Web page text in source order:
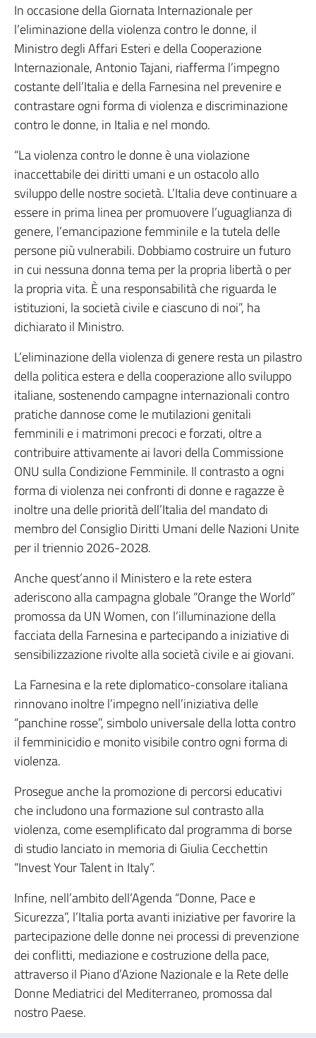
In occasione della Giornata Internazionale per
l’eliminazione della violenza contro le donne, il
Ministro degli Affari Esteri e della Cooperazione
Internazionale, Antonio Tajani, riafferma l’impegno
costante dell’Italia e della Farnesina nel prevenire e
contrastare ogni forma di violenza e discriminazione
contro le donne, in Italia e nel mondo.
“La violenza contro le donne è una violazione
inaccettabile dei diritti umani e un ostacolo allo
sviluppo delle nostre società. L’Italia deve continuare a
essere in prima linea per promuovere l’uguaglianza di
genere, l’emancipazione femminile e la tutela delle
persone più vulnerabili. Dobbiamo costruire un futuro
in cui nessuna donna tema per la propria libertà o per
la propria vita. È una responsabilità che riguarda le
istituzioni, la società civile e ciascuno di noi”, ha
dichiarato il Ministro.
L’eliminazione della violenza di genere resta un pilastro
della politica estera e della cooperazione allo sviluppo
italiane, sostenendo campagne internazionali contro
pratiche dannose come le mutilazioni genitali
femminili e i matrimoni precoci e forzati, oltre a
contribuire attivamente ai lavori della Commissione
ONU sulla Condizione Femminile. Il contrasto a ogni
forma di violenza nei confronti di donne e ragazze è
inoltre una delle priorità dell’Italia del mandato di
membro del Consiglio Diritti Umani delle Nazioni Unite
per il triennio 2026-2028.
Anche quest’anno il Ministero e la rete estera
aderiscono alla campagna globale “Orange the World”
promossa da UN Women, con l’illuminazione della
facciata della Farnesina e partecipando a iniziative di
sensibilizzazione rivolte alla società civile e ai giovani.
La Farnesina e la rete diplomatico-consolare italiana
rinnovano inoltre l’impegno nell’iniziativa delle
“panchine rosse”, simbolo universale della lotta contro
il femminicidio e monito visibile contro ogni forma di
violenza.
Prosegue anche la promozione di percorsi educativi
che includono una formazione sul contrasto alla
violenza, come esemplificato dal programma di borse
di studio lanciato in memoria di Giulia Cecchettin
“Invest Your Talent in Italy”.
Infine, nell’ambito dell’Agenda “Donne, Pace e
Sicurezza”, l’Italia porta avanti iniziative per favorire la
partecipazione delle donne nei processi di prevenzione
dei conflitti, mediazione e costruzione della pace,
attraverso il Piano d’Azione Nazionale e la Rete delle
Donne Mediatrici del Mediterraneo, promossa dal
nostro Paese.